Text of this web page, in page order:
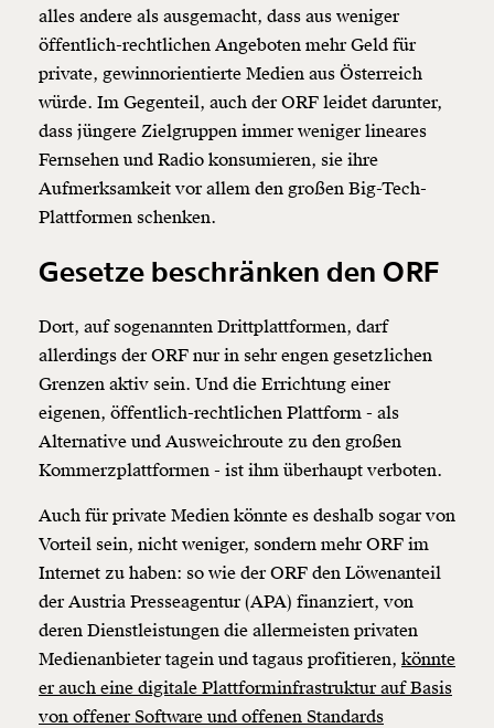
Weiter
1/3
alles andere als ausgemacht, dass aus weniger
öffentlich-rechtlichen Angeboten mehr Geld für
private, gewinnorientierte Medien aus Österreich
würde. Im Gegenteil, auch der ORF leidet darunter,
dass jüngere Zielgruppen immer weniger lineares
Fernsehen und Radio konsumieren, sie ihre
Aufmerksamkeit vor allem den großen Big-Tech-
Plattformen schenken.
Gesetze beschränken den ORF
Dort, auf sogenannten Drittplattformen, darf
allerdings der ORF nur in sehr engen gesetzlichen
Grenzen aktiv sein. Und die Errichtung einer
eigenen, öffentlich-rechtlichen Plattform - als
Alternative und Ausweichroute zu den großen
Kommerzplattformen - ist ihm überhaupt verboten.
Auch für private Medien könnte es deshalb sogar von
Vorteil sein, nicht weniger, sondern mehr ORF im
Internet zu haben: so wie der ORF den Löwenanteil
der Austria Presseagentur (APA) finanziert, von
deren Dienstleistungen die allermeisten privaten
Medienanbieter tagein und tagaus profitieren, könnte
er auch eine digitale Plattforminfrastruktur auf Basis
von offener Software und offenen Standards